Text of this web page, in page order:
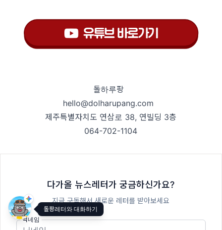
돌하루팡
hello@dolharupang.com
제주특별자치도 연삼로 38, 연빌딩 3층
064-702-1104
다가올 뉴스레터가 궁금하신가요?
지금 구독해서 새로운 레터를 받아보세요
닉네임
돌팡레터와 대화하기